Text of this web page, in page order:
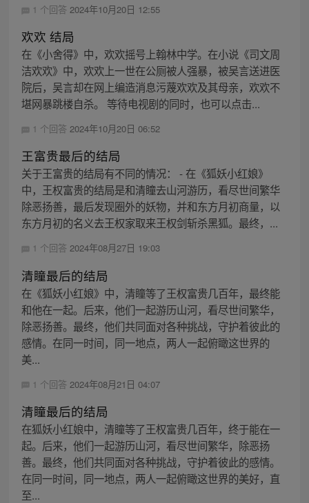
1 个回答 2024年10月20日 12:55
欢欢 结局
在《小舍得》中，欢欢摇号上翰林中学。在小说《司文周
洁欢欢》中，欢欢上一世在公厕被人强暴，被吴言送进医
院后，吴言却在网上编造消息污蔑欢欢及其母亲，欢欢不
堪网暴跳楼自杀。 等待电视剧的同时，也可以点击...
1 个回答 2024年10月20日 06:52
王富贵最后的结局
关于王富贵的结局有不同的情况： - 在《狐妖小红娘》
中，王权富贵的结局是和清瞳去山河游历，看尽世间繁华
除恶扬善，最后发现圈外的妖物，并和东方月初商量，以
东方月初的名义去王权家取来王权剑斩杀黑狐。最终，...
1 个回答 2024年08月27日 19:03
清瞳最后的结局
在《狐妖小红娘》中，清瞳等了王权富贵几百年，最终能
和他在一起。后来，他们一起游历山河，看尽世间繁华，
除恶扬善。最终，他们共同面对各种挑战，守护着彼此的
感情。在同一时间，同一地点，两人一起俯瞰这世界的
美...
1 个回答 2024年08月21日 04:07
清瞳最后的结局
在狐妖小红娘中，清瞳等了王权富贵几百年，终于能在一
起。后来，他们一起游历山河，看尽世间繁华，除恶扬
善。最终，他们共同面对各种挑战，守护着彼此的感情。
在同一时间，同一地点，两人一起俯瞰这世界的美好，直
至...